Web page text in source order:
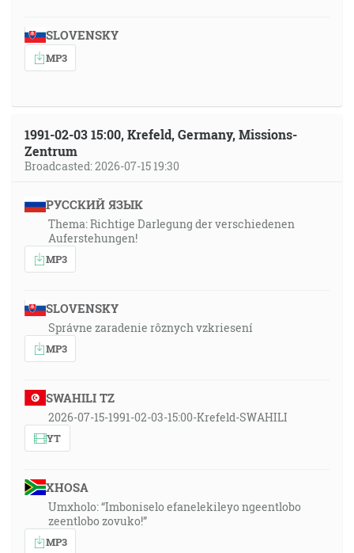
SLOVENSKY
MP3
1991-02-03 15:00, Krefeld, Germany, Missions-
Zentrum
Broadcasted: 2026-07-15 19:30
РУССКИЙ ЯЗЫК
Thema: Richtige Darlegung der verschiedenen
Auferstehungen!
MP3
SLOVENSKY
Správne zaradenie rôznych vzkriesení
MP3
SWAHILI TZ
2026-07-15-1991-02-03-15:00-Krefeld-SWAHILI
YT
XHOSA
Umxholo: “Imboniselo efanelekileyo ngeentlobo
zeentlobo zovuko!”
MP3